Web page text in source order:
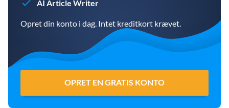
AI Article Writer
Opret din konto i dag. Intet kreditkort krævet.
OPRET EN GRATIS KONTO